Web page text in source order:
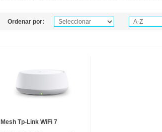
Ordenar por:
Mesh Tp-Link WiFi 7